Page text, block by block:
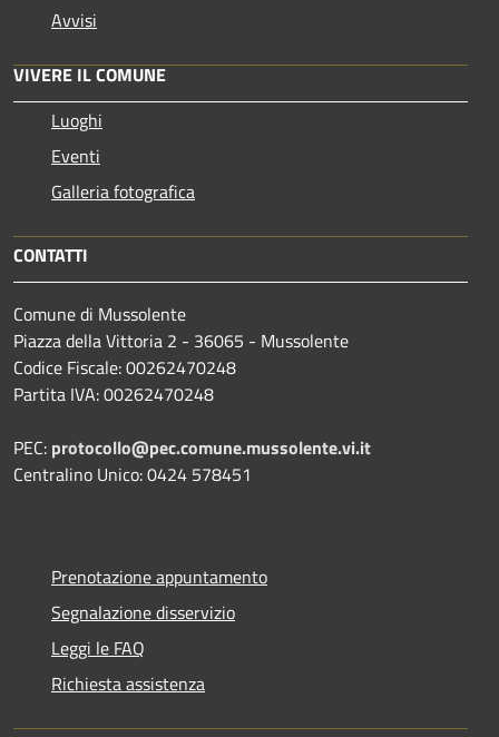
Avvisi
VIVERE IL COMUNE
Luoghi
Eventi
Galleria fotografica
CONTATTI
Comune di Mussolente
Piazza della Vittoria 2 - 36065 - Mussolente
Codice Fiscale: 00262470248
Partita IVA: 00262470248
PEC: protocollo@pec.comune.mussolente.vi.it
Centralino Unico: 0424 578451
Prenotazione appuntamento
Segnalazione disservizio
Leggi le FAQ
Richiesta assistenza